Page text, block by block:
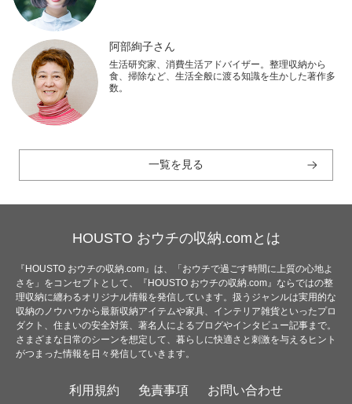
阿部絢子さん
生活研究家、消費生活アドバイザー。整理収納から
食、掃除など、生活全般に渡る知識を生かした著作多
数。
一覧を見る
HOUSTO おウチの収納.comとは
『HOUSTO おウチの収納.com』は、「おウチで過ごす時間に上質の心地よ
さを」をコンセプトとして、『HOUSTO おウチの収納.com』ならではの整
理収納に纏わるオリジナル情報を発信しています。扱うジャンルは実用的な
収納のノウハウから最新収納アイテムや家具、インテリア雑貨といったプロ
ダクト、住まいの安全対策、著名人によるブログやインタビュー記事まで。
さまざまな日常のシーンを想定して、暮らしに快適さと刺激を与えるヒント
がつまった情報を日々発信していきます。
利用規約 免責事項 お問い合わせ